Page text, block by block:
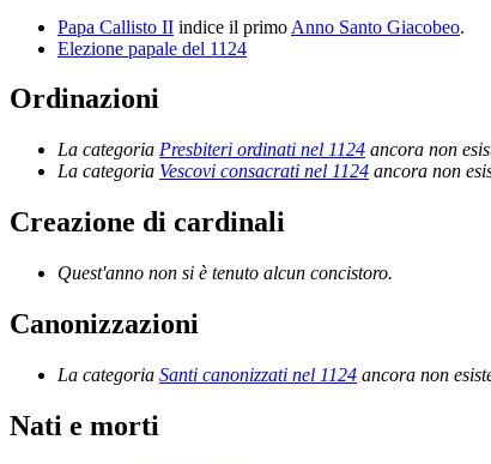
Papa Callisto II indice il primo Anno Santo Giacobeo.
Elezione papale del 1124
Ordinazioni
La categoria Presbiteri ordinati nel 1124 ancora non
La categoria Vescovi consacrati nel 1124 ancora non
Creazione di cardinali
Quest'anno non si è tenuto alcun concistoro.
Canonizzazioni
La categoria Santi canonizzati nel 1124 ancora non
Nati e morti